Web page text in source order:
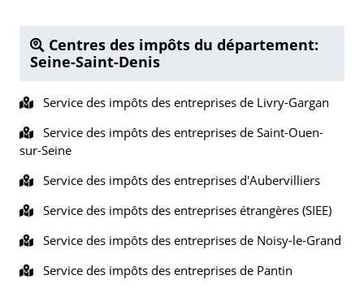
Centres des impôts du département:
Seine-Saint-Denis
Service des impôts des entreprises de Livry-Gargan
Service des impôts des entreprises de Saint-Ouen-
sur-Seine
Service des impôts des entreprises d'Aubervilliers
Service des impôts des entreprises étrangères (SIEE)
Service des impôts des entreprises de Noisy-le-Grand
Service des impôts des entreprises de Pantin